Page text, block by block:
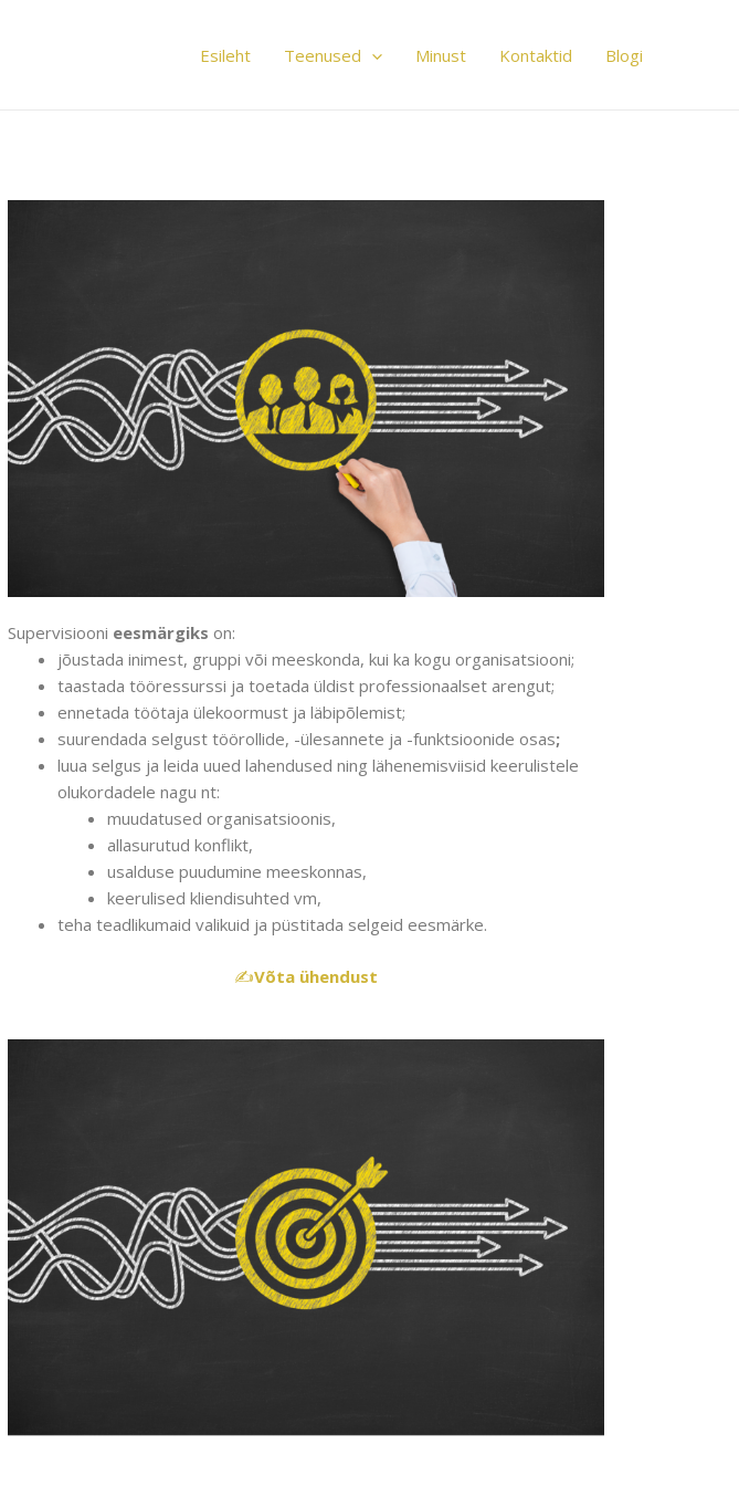
Esileht Teenused Minust Kontaktid Blogi
Supervisiooni eesmärgiks on:
jõustada inimest, gruppi või meeskonda, kui ka kogu organisatsiooni;
taastada tööressurssi ja toetada üldist professionaalset arengut;
ennetada töötaja ülekoormust ja läbipõlemist;
suurendada selgust töörollide, -ülesannete ja -funktsioonide osas;
luua selgus ja leida uued lahendused ning lähenemisviisid keerulistele
olukordadele nagu nt:
muudatused organisatsioonis,
allasurutud konflikt,
usalduse puudumine meeskonnas,
keerulised kliendisuhted vm,
teha teadlikumaid valikuid ja püstitada selgeid eesmärke.
✍️Võta ühendust